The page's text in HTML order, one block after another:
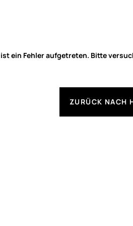
ist ein Fehler aufgetreten. Bitte
ZURÜCK NACH